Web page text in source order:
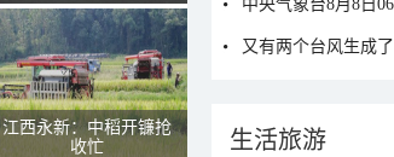
江西永新：中稻开镰抢
收忙
又有两个台风生成了
生活旅游